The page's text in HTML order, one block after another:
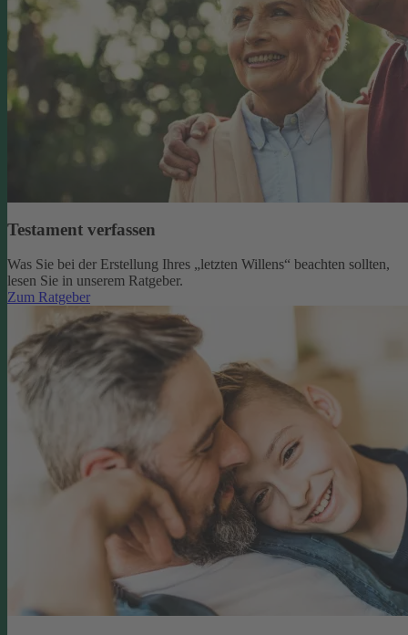
Testament verfassen
Was Sie bei der Erstellung Ihres „letzten Willens“ beachten sollten,
lesen Sie in unserem Ratgeber.
Zum Ratgeber